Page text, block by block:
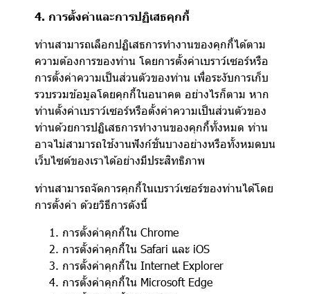
4. การตั้งค่าและการปฏิเสธคุกกี้
ท่านสามารถเลือกปฏิเสธการทำงานของคุกกี้ได้ตาม
ความต้องการของท่าน โดยการตั้งค่าเบราว์เซอร์หรือ
การตั้งค่าความเป็นส่วนตัวของท่าน เพื่อระงับการเก็บ
รวบรวมข้อมูลโดยคุกกี้ในอนาคต อย่างไรก็ตาม หาก
ท่านตั้งค่าเบราว์เซอร์หรือตั้งค่าความเป็นส่วนตัวของ
ท่านด้วยการปฏิเสธการทำงานของคุกกี้ทั้งหมด ท่าน
อาจไม่สามารถใช้งานฟังก์ชั่นบางอย่างหรือทั้งหมดบน
เว็บไซต์ของเราได้อย่างมีประสิทธิภาพ
ท่านสามารถจัดการคุกกี้ในเบราว์เซอร์ของท่านได้โดย
การตั้งค่า ด้วยวิธีการดังนี้
การตั้งค่าคุกกี้ใน Chrome
การตั้งค่าคุกกี้ใน Safari และ iOS
การตั้งค่าคุกกี้ใน Internet Explorer
การตั้งค่าคุกกี้ใน Microsoft Edge